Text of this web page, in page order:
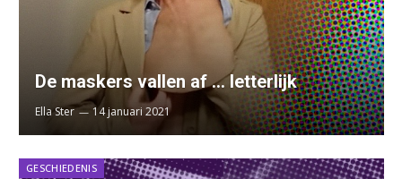
De maskers vallen af … letterlijk
Ella Ster 14 januari 2021
GESCHIEDENIS